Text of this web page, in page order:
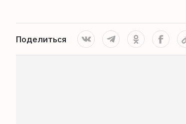
Поделиться